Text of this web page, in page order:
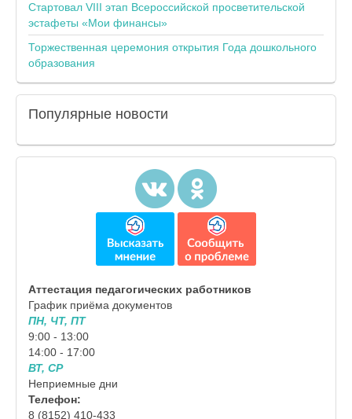
Стартовал VIII этап Всероссийской просветительской
эстафеты «Мои финансы»
Торжественная церемония открытия Года дошкольного
образования
Популярные новости
Аттестация педагогических работников
График приёма документов
ПН, ЧТ, ПТ
9:00 - 13:00
14:00 - 17:00
ВТ, СР
Неприемные дни
Телефон:
8 (8152) 410-433